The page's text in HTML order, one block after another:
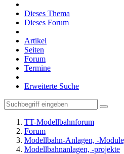
Dieses Thema
Dieses Forum
Artikel
Seiten
Forum
Termine
Erweiterte Suche
TT-Modellbahnforum
Forum
Modellbahn-Anlagen, -
Modellbahnanlagen, -projekte